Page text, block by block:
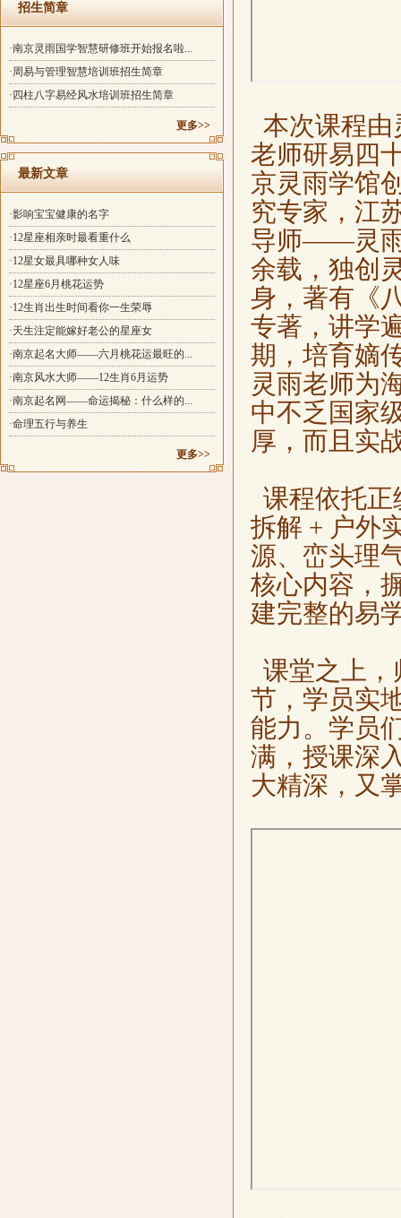
招生简章
·南京灵雨国学智慧研修班开始报名啦...
·周易与管理智慧培训班招生简章
·四柱八字易经风水培训班招生简章
更多>>
最新文章
·影响宝宝健康的名字
·12星座相亲时最看重什么
·12星女最具哪种女人味
·12星座6月桃花运势
·12生肖出生时间看你一生荣辱
·天生注定能嫁好老公的星座女
·南京起名大师——六月桃花运最旺的...
·南京风水大师——12生肖6月运势
·南京起名网——命运揭秘：什么样的...
·命理五行与养生
更多>>
本次课程
老师研易四
京灵雨学馆
究专家，江
导师——灵
余载，独创
身，著有《
专著，讲学
期，培育嫡
灵雨老师为
中不乏国家
厚，而且实
课程依托正
拆解 + 户外
源、峦头理
核心内容，
建完整的易
课堂之上
节，学员实
能力。学员
满，授课深
大精深，又